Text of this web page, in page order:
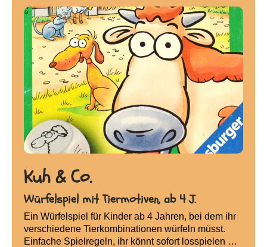
Kuh & Co.
Würfelspiel mit Tiermotiven, ab 4 J.
Ein Würfelspiel für Kinder ab 4 Jahren, bei dem ihr
verschiedene Tierkombinationen würfeln müsst.
Einfache Spielregeln, ihr könnt sofort losspielen …